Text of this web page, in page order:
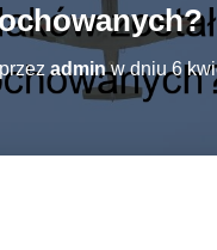
adminw dniu6